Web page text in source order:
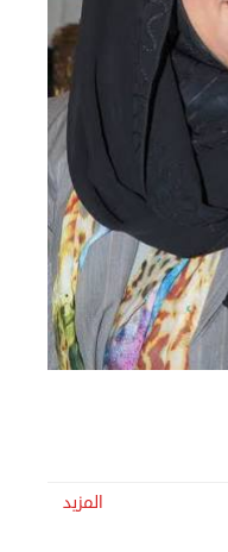
المزيد